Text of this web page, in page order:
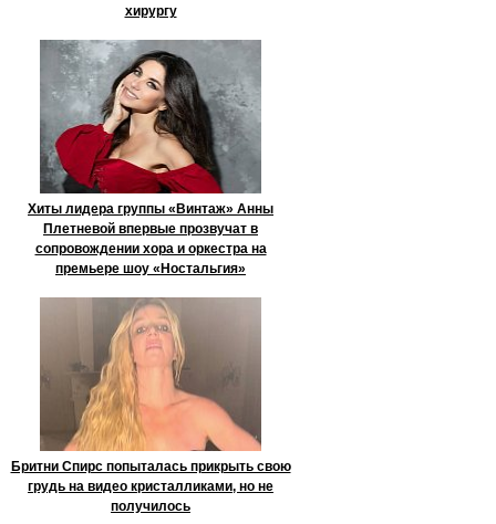
хирургу
Хиты лидера группы «Винтаж» Анны
Плетневой впервые прозвучат в
сопровождении хора и оркестра на
премьере шоу «Ностальгия»
Бритни Спирс попыталась прикрыть свою
грудь на видео кристалликами, но не
получилось